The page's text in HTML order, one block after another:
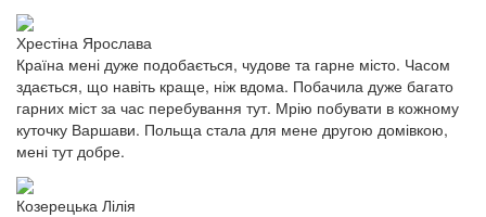
Хрестіна Ярослава
Країна мені дуже подобається, чудове та гарне місто. Часом
здається, що навіть краще, ніж вдома. Побачила дуже багато
гарних міст за час перебування тут. Мрію побувати в кожному
куточку Варшави. Польща стала для мене другою домівкою,
мені тут добре.
Козерецька Лілія